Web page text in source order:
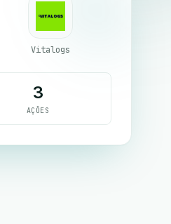
Vitalogs
3
AÇÕES